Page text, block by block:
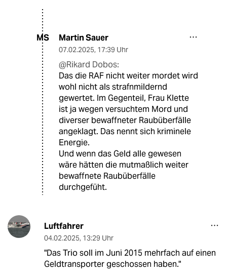
MS Martin Sauer
07.02.2025, 17:39 Uhr
@Rikard Dobos:
Das die RAF nicht weiter mordet wird
wohl nicht als strafnmildernd
gewertet. Im Gegenteil, Frau Klette
ist ja wegen versuchtem Mord und
diverser bewaffneter Raubüberfälle
angeklagt. Das nennt sich kriminele
Energie.
Und wenn das Geld alle gewesen
wäre hätten die mutmaßlich weiter
bewaffnete Raubüberfälle
durchgefüht.
Luftfahrer
04.02.2025, 13:29 Uhr
"Das Trio soll im Juni 2015 mehrfach auf einen
Geldtransporter geschossen haben."